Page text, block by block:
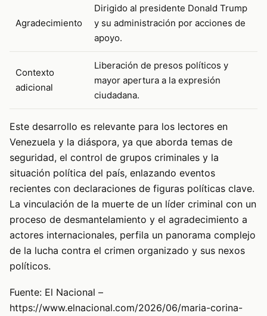
Agradecimiento
Dirigido al presidente Donald Trump
y su administración por acciones de
apoyo.
Contexto
adicional
Liberación de presos políticos y
mayor apertura a la expresión
ciudadana.
Este desarrollo es relevante para los lectores en
Venezuela y la diáspora, ya que aborda temas de
seguridad, el control de grupos criminales y la
situación política del país, enlazando eventos
recientes con declaraciones de figuras políticas clave.
La vinculación de la muerte de un líder criminal con un
proceso de desmantelamiento y el agradecimiento a
actores internacionales, perfila un panorama complejo
de la lucha contra el crimen organizado y sus nexos
políticos.
Fuente: El Nacional –
https://www.elnacional.com/2026/06/maria-corina-